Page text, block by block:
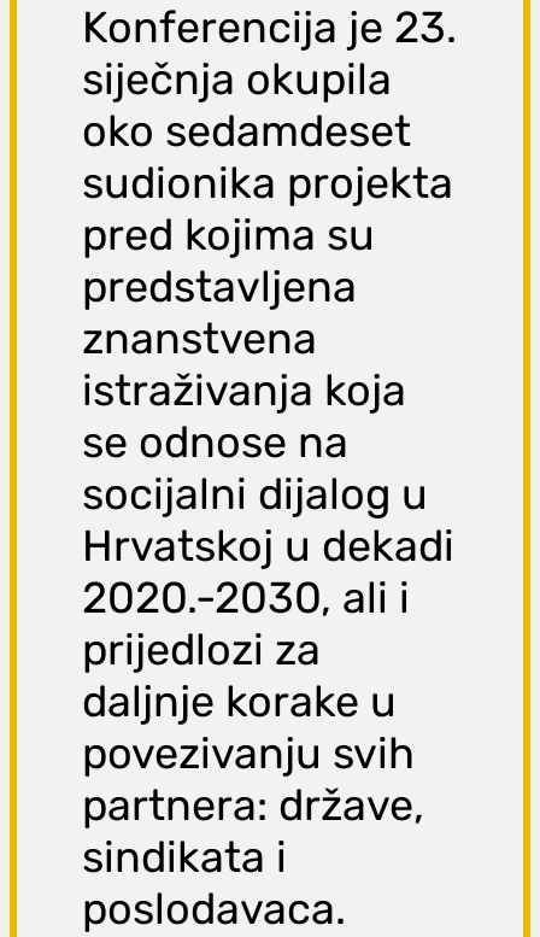
Konferencija je 23.
siječnja okupila
oko sedamdeset
sudionika projekta
pred kojima su
predstavljena
znanstvena
istraživanja koja
se odnose na
socijalni dijalog u
Hrvatskoj u dekadi
2020.-2030, ali i
prijedlozi za
daljnje korake u
povezivanju svih
partnera: države,
sindikata i
poslodavaca.